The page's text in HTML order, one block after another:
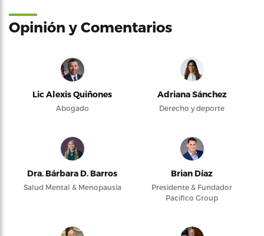
Opinión y Comentarios
Lic Alexis Quiñones
Abogado
Adriana Sánchez
Derecho y deporte
Dra. Bárbara D. Barros
Salud Mental & Menopausia
Brian Díaz
Presidente & Fundador
Pacifico Group